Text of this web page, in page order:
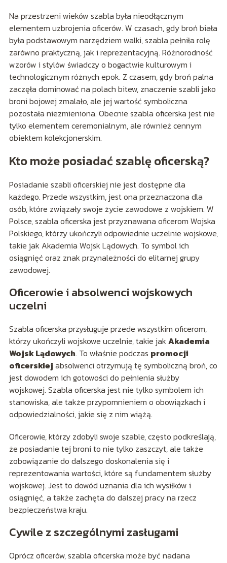
Na przestrzeni wieków szabla była nieodłącznym
elementem uzbrojenia oficerów. W czasach, gdy broń biała
była podstawowym narzędziem walki, szabla pełniła rolę
zarówno praktyczną, jak i reprezentacyjną. Różnorodność
wzorów i stylów świadczy o bogactwie kulturowym i
technologicznym różnych epok. Z czasem, gdy broń palna
zaczęła dominować na polach bitew, znaczenie szabli jako
broni bojowej zmalało, ale jej wartość symboliczna
pozostała niezmieniona. Obecnie szabla oficerska jest nie
tylko elementem ceremonialnym, ale również cennym
obiektem kolekcjonerskim.
Kto może posiadać szablę oficerską?
Posiadanie szabli oficerskiej nie jest dostępne dla
każdego. Przede wszystkim, jest ona przeznaczona dla
osób, które związały swoje życie zawodowe z wojskiem. W
Polsce, szabla oficerska jest przyznawana oficerom Wojska
Polskiego, którzy ukończyli odpowiednie uczelnie wojskowe,
takie jak Akademia Wojsk Lądowych. To symbol ich
osiągnięć oraz znak przynależności do elitarnej grupy
zawodowej.
Oficerowie i absolwenci wojskowych
uczelni
Szabla oficerska przysługuje przede wszystkim oficerom,
którzy ukończyli wojskowe uczelnie, takie jak Akademia
Wojsk Lądowych. To właśnie podczas promocji
oficerskiej absolwenci otrzymują tę symboliczną broń, co
jest dowodem ich gotowości do pełnienia służby
wojskowej. Szabla oficerska jest nie tylko symbolem ich
stanowiska, ale także przypomnieniem o obowiązkach i
odpowiedzialności, jakie się z nim wiążą.
Oficerowie, którzy zdobyli swoje szable, często podkreślają,
że posiadanie tej broni to nie tylko zaszczyt, ale także
zobowiązanie do dalszego doskonalenia się i
reprezentowania wartości, które są fundamentem służby
wojskowej. Jest to dowód uznania dla ich wysiłków i
osiągnięć, a także zachęta do dalszej pracy na rzecz
bezpieczeństwa kraju.
Cywile z szczególnymi zasługami
Oprócz oficerów, szabla oficerska może być nadana